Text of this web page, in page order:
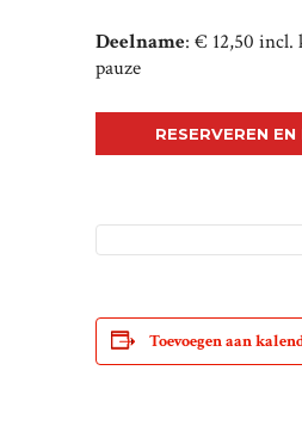
Deelname: € 12,50 incl.
pauze
RESERVEREN
Toevoegen aan